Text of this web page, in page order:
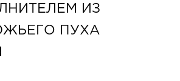
ИЗ
ПУХА